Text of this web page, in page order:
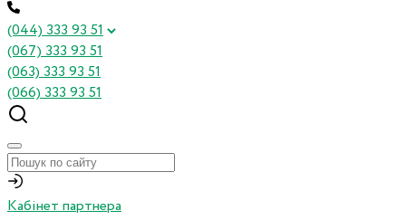
(044) 333 93 51
(067) 333 93 51
(063) 333 93 51
(066) 333 93 51
Кабінет партнера